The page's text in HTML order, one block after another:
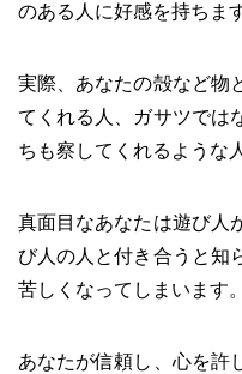
のある人に好感を持ちます
実際、あなたの殻など物
てくれる人、ガサツでは
ちも察してくれるような
真面目なあなたは遊び人
び人の人と付き合うと知
苦しくなってしまいます。
あなたが信頼し、心を許